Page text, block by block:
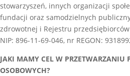
stowarzyszeń, innych organizacji
fundacji oraz samodzielnych
zdrowotnej i Rejestru
NIP: 896-11-69-046, nr REGON:
JAKI MAMY CEL W PRZETWARZANIU
OSOBOWYCH?